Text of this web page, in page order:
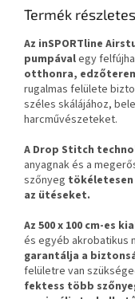
Termék
Az inSPORTline
pumpávalegy
otthonra,
rugalmas felülete
széles skálájához,
harcművészeteket.
A Drop Stitch
anyagnak és a
szőnyeg
az ütéseket.
Az 500 x 100 cm-es
és egyéb akrobatikus
garantálja a
felületre van
fektess több